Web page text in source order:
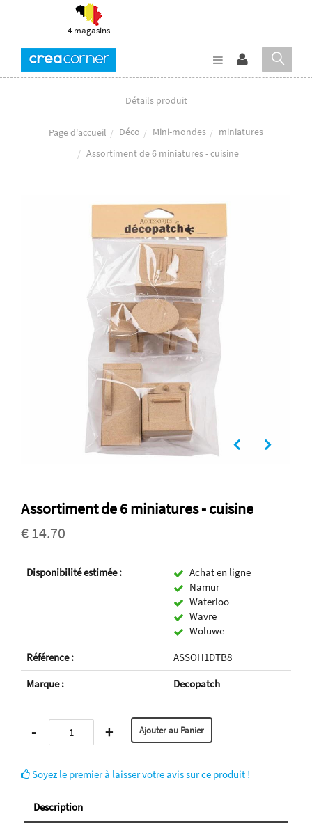
4 magasins
Détails produit
Page d'accueil Déco Mini-mondes
miniatures
Assortiment de 6 miniatures - cuisine
Assortiment de 6 miniatures - cuisine
€ 14.70
Disponibilité estimée :
Achat en ligne
Namur
Waterloo
Wavre
Woluwe
Référence :
ASSOH1DTB8
Marque :
Decopatch
- +
Soyez le premier à laisser votre avis sur ce produit !
Description